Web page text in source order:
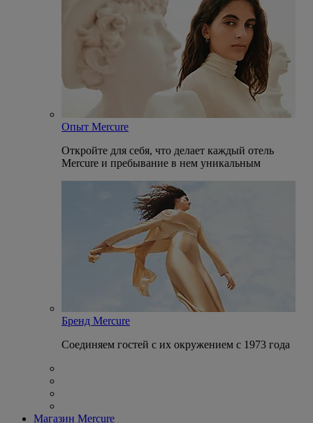
Опыт Mercure
Откройте для себя, что делает каждый отель
Mercure и пребывание в нем уникальным
Бренд Mercure
Соединяем гостей с их окружением с 1973 года
Магазин Mercure